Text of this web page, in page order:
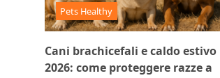
Pets Healthy
Cani brachicefali e caldo estivo
2026: come proteggere razze a